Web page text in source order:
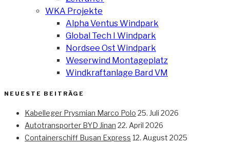
WKA Projekte
Alpha Ventus Windpark
Global Tech I Windpark
Nordsee Ost Windpark
Weserwind Montageplatz
Windkraftanlage Bard VM
NEUESTE BEITRÄGE
Kabelleger Prysmian Marco Polo 25. Juli 2026
Autotransporter BYD Jinan 22. April 2026
Containerschiff Busan Express 12. August 2025